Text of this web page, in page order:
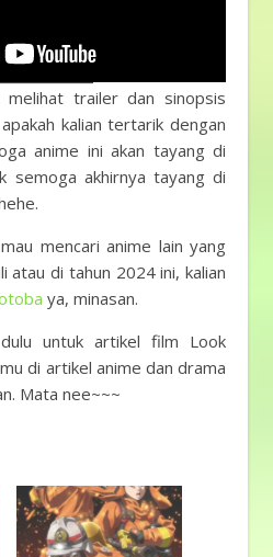
melihat trailer dan sinopsis
kalian tertarik dengan
anime ini akan tayang di
semoga akhirnya tayang di
mencari anime lain yang
atau di tahun 2024 ini, kalian
ya, minasan.
untuk artikel film Look
di artikel anime dan drama
Mata nee~~~